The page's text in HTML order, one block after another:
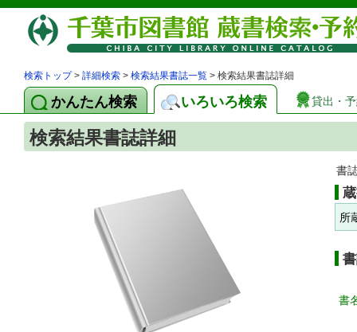
検索トップ> 詳細検索 > 検索結果書誌一覧 > 検索結果書誌詳細
かんたん検索 いろいろ検索 貸出・
検索結果書誌詳細
書
所
書